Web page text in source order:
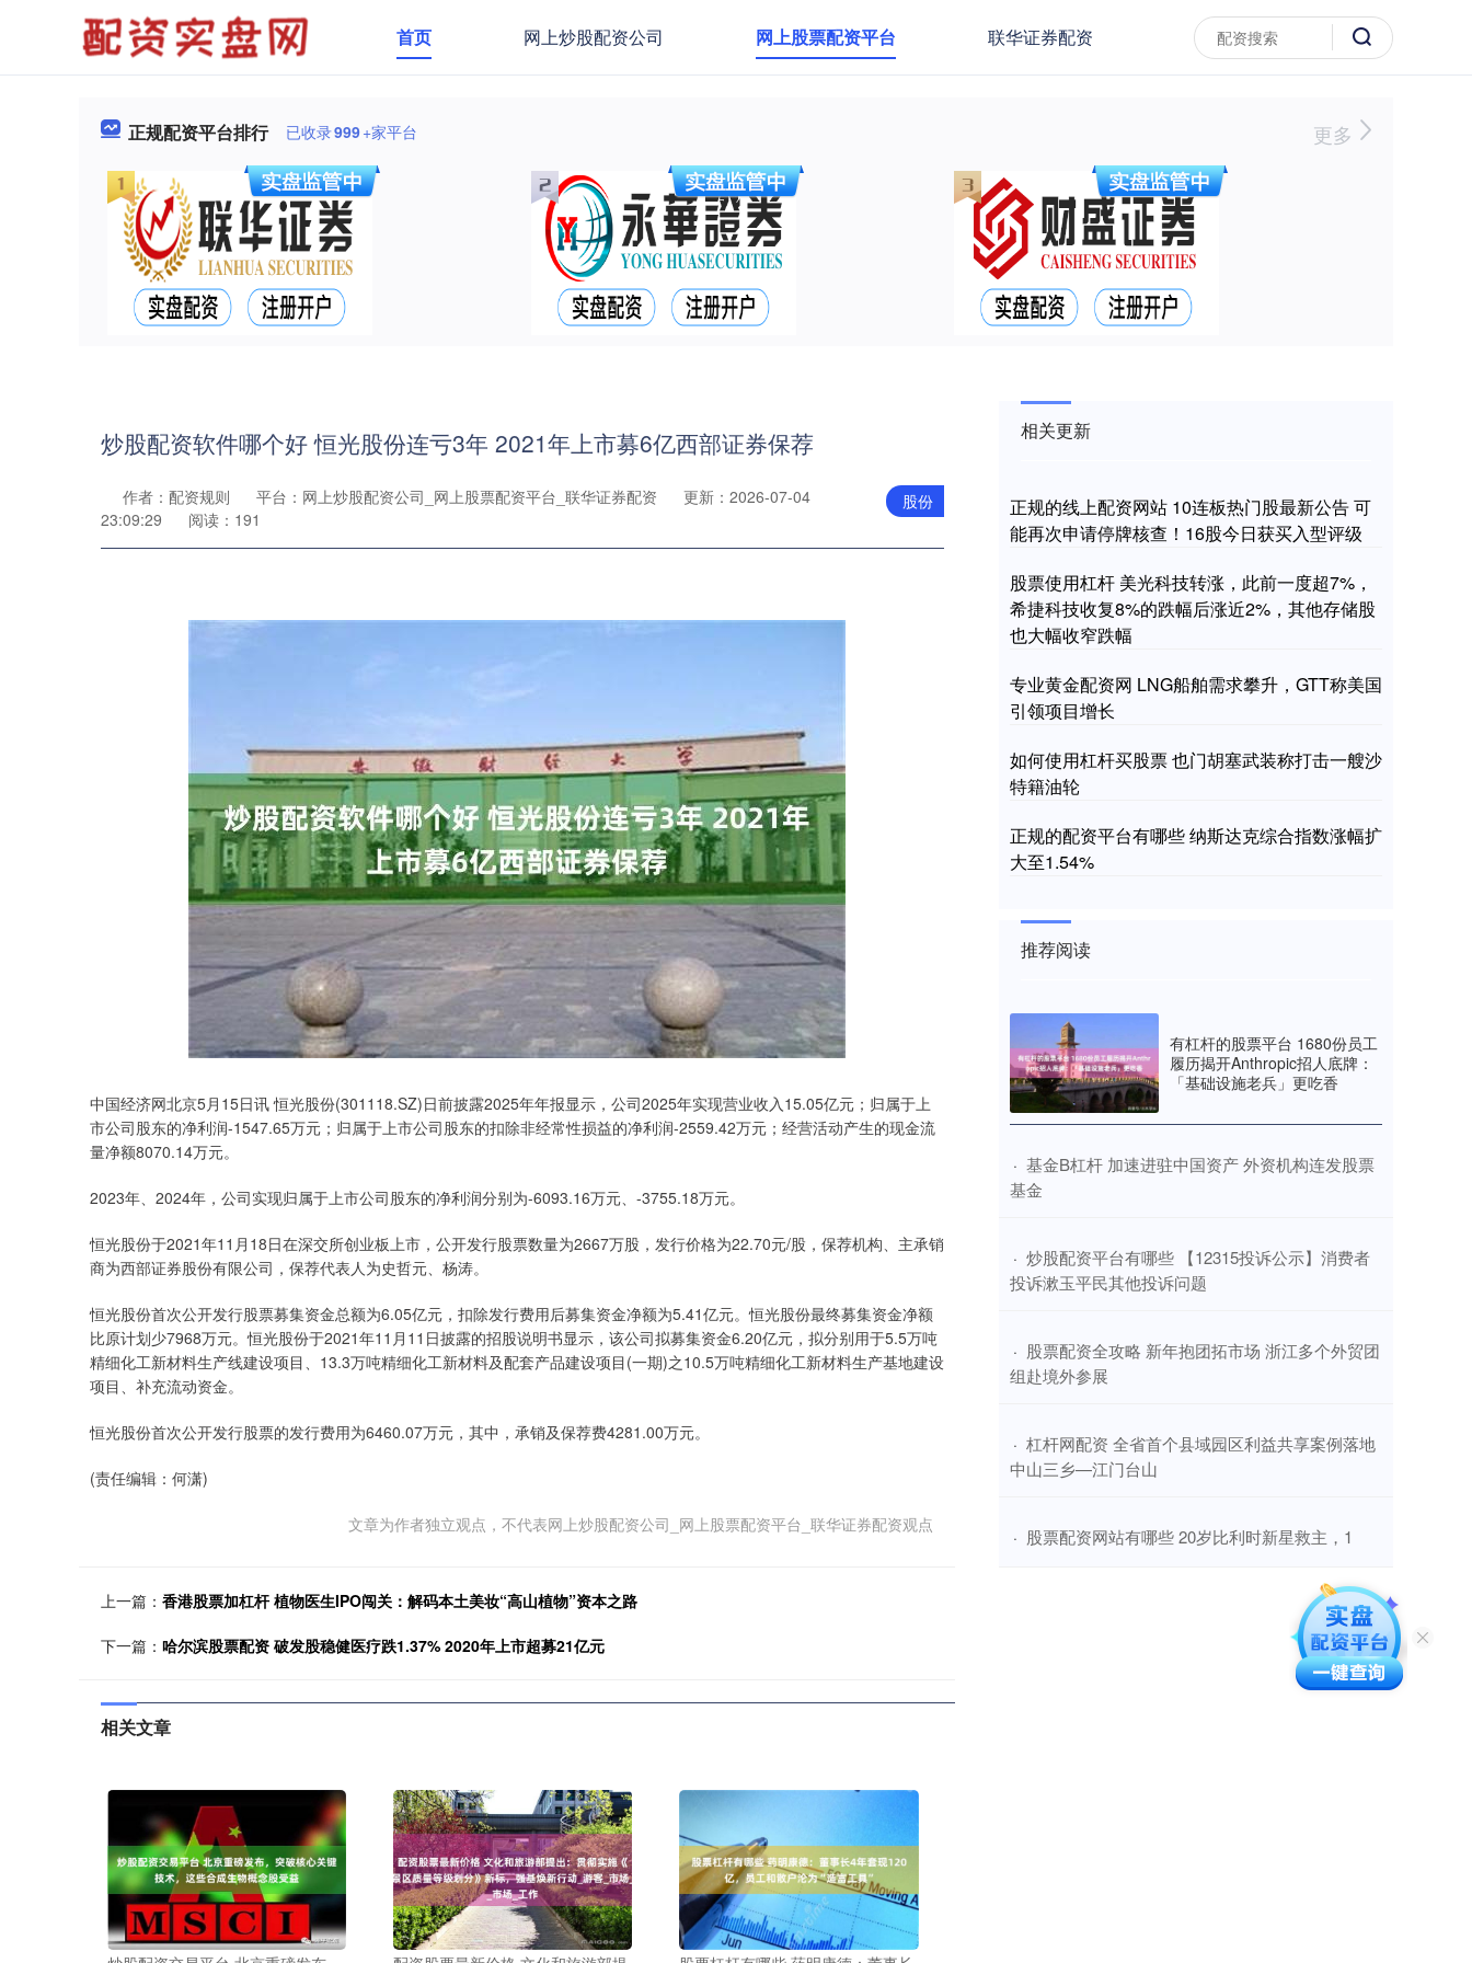
首页 网上炒股配资公司 网上股票配资平台 联华证券配资
正规配资平台排行 已收录999+家平台 更多
炒股配资软件哪个好 恒光股份连亏3年 2021年上市募6亿西部证券保荐
股份
作者：配资规则 平台：网上炒股配资公司_网上股票配资平台_联华证券配资
更新：2026-07-04
23:09:29
阅读：191
中国经济网北京5月15日讯 恒光股份(301118.SZ)日前披露2025年年报显示，公司2025年实现营业收入15.05亿元；归属于上
市公司股东的净利润-1547.65万元；归属于上市公司股东的扣除非经常性损益的净利润-2559.42万元；经营活动产生的现金流
量净额8070.14万元。
2023年、2024年，公司实现归属于上市公司股东的净利润分别为-6093.16万元、-3755.18万元。
恒光股份于2021年11月18日在深交所创业板上市，公开发行股票数量为2667万股，发行价格为22.70元/股，保荐机构、主承销
商为西部证券股份有限公司，保荐代表人为史哲元、杨涛。
恒光股份首次公开发行股票募集资金总额为6.05亿元，扣除发行费用后募集资金净额为5.41亿元。恒光股份最终募集资金净额
比原计划少7968万元。恒光股份于2021年11月11日披露的招股说明书显示，该公司拟募集资金6.20亿元，拟分别用于5.5万吨
精细化工新材料生产线建设项目、13.3万吨精细化工新材料及配套产品建设项目(一期)之10.5万吨精细化工新材料生产基地建设
项目、补充流动资金。
恒光股份首次公开发行股票的发行费用为6460.07万元，其中，承销及保荐费4281.00万元。
(责任编辑：何潇)
文章为作者独立观点，不代表网上炒股配资公司_网上股票配资平台_联华证券配资观点
上一篇： 香港股票加杠杆 植物医生IPO闯关：解码本土美妆“高山植物”资本之路
下一篇： 哈尔滨股票配资 破发股稳健医疗跌1.37% 2020年上市超募21亿元
相关文章
相关更新
正规的线上配资网站 10连板热门股最新公告 可
能再次申请停牌核查！16股今日获买入型评级
股票使用杠杆 美光科技转涨，此前一度超7%，
希捷科技收复8%的跌幅后涨近2%，其他存储股
也大幅收窄跌幅
专业黄金配资网 LNG船舶需求攀升，GTT称美国
引领项目增长
如何使用杠杆买股票 也门胡塞武装称打击一艘沙
特籍油轮
正规的配资平台有哪些 纳斯达克综合指数涨幅扩
大至1.54%
推荐阅读
有杠杆的股票平台 1680份员工
履历揭开Anthropic招人底牌：
「基础设施老兵」更吃香
· ​基金B杠杆 加速进驻中国资产 外资机构连发股票
基金
· ​炒股配资平台有哪些 【12315投诉公示】消费者
投诉漱玉平民其他投诉问题
· ​股票配资全攻略 新年抱团拓市场 浙江多个外贸团
组赴境外参展
· ​杠杆网配资 全省首个县域园区利益共享案例落地
中山三乡—江门台山
· ​股票配资网站有哪些 20岁比利时新星救主，1